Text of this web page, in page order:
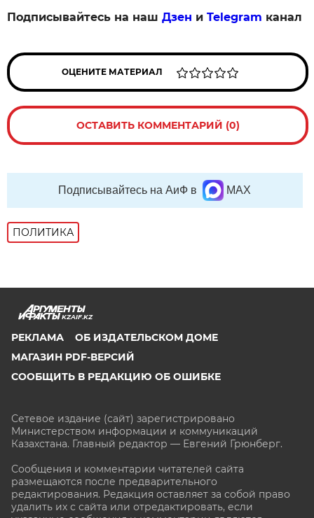
Подписывайтесь на нашДзен иTelegram канал
ОЦЕНИТЕ МАТЕРИАЛ
ОСТАВИТЬ КОММЕНТАРИЙ (0)
Подписывайтесь на АиФ в MAX
ПОЛИТИКА
KZAIF.KZ
РЕКЛАМА
ОБ ИЗДАТЕЛЬСКОМ ДОМЕ
МАГАЗИН PDF-ВЕРСИЙ
СООБЩИТЬ В РЕДАКЦИЮ ОБ ОШИБКЕ
Сетевое издание (сайт) зарегистрировано
Министерством информации и коммуникаций
Казахстана. Главный редактор — Евгений Грюнберг.
Сообщения и комментарии читателей сайта
размещаются после предварительного
редактирования. Редакция оставляет за собой право
удалить их с сайта или отредактировать, если